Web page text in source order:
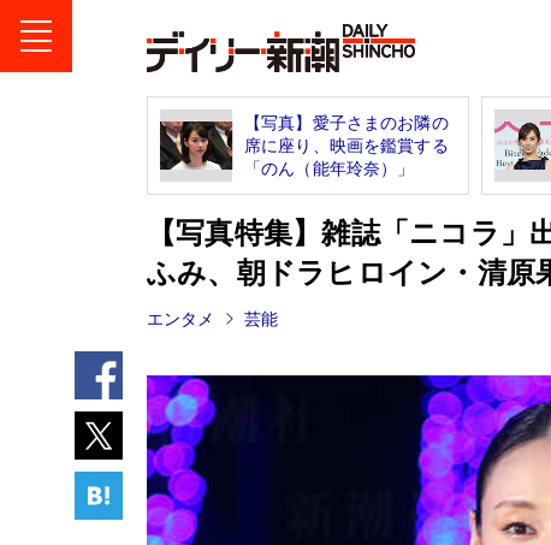
【写真】愛子さまのお隣の
席に座り、映画を鑑賞する
「のん（能年玲奈）」
【写真特集】雑誌「ニコラ
ふみ、朝ドラヒロイン・清原
エンタメ 芸能